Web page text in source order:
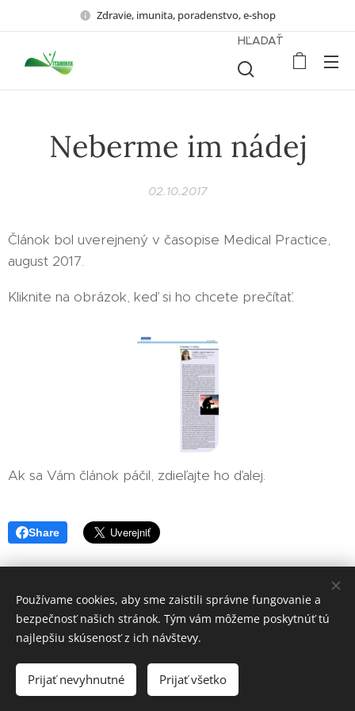
Zdravie, imunita, poradenstvo, e-shop
HĽADAŤ
Neberme im nádej
02.10.2017
Článok bol uverejnený v časopise Medical Practice,
august 2017.
Kliknite na obrázok, keď si ho chcete prečítať.
Ak sa Vám článok páčil, zdieľajte ho ďalej.
Share
MUDr.Adela Englerová, Rimavská Sobota,
Vytvorené službouWebnode
Používame cookies, aby sme zaistili správne fungovanie a
bezpečnosť našich stránok. Tým vám môžeme poskytnúť tú
najlepšiu skúsenosť z ich návštevy.
Prijať nevyhnutné Prijať všetko